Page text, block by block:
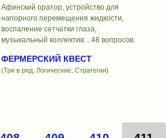
Афинский оратор, устройство для
напорного перемещения жидкости,
воспаление сетчатки глаза,
музыкальный коллектив... 48 вопросов.
ФЕРМЕРСКИЙ КВЕСТ
(Три в ряд, Логические, Стратегии)